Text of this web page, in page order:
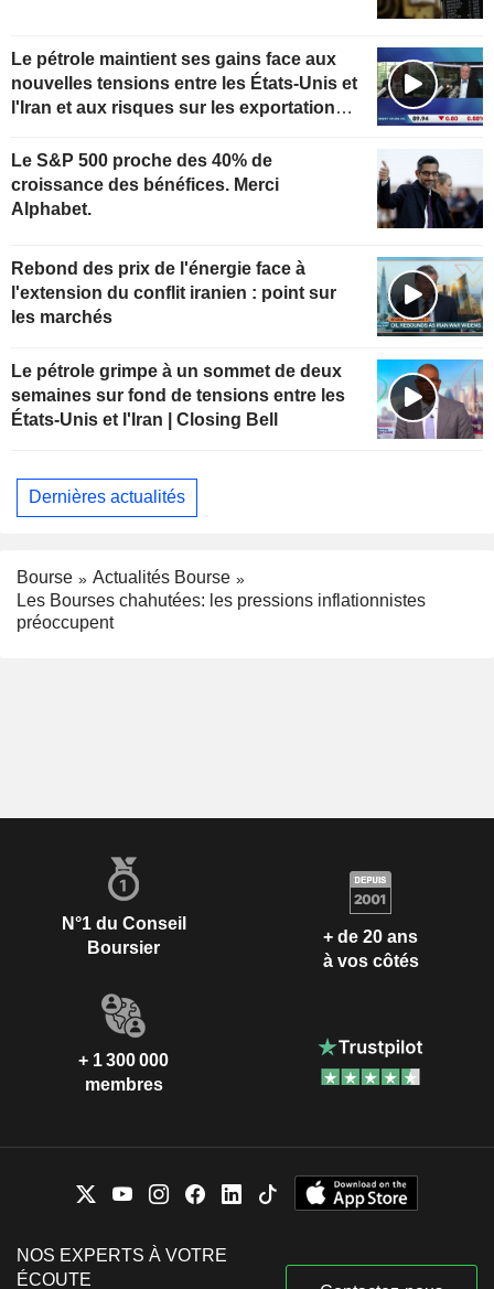
Le pétrole maintient ses gains face aux
nouvelles tensions entre les États-Unis et
l'Iran et aux risques sur les exportations
Le S&P 500 proche des 40% de
croissance des bénéfices. Merci
Alphabet.
Rebond des prix de l'énergie face à
l'extension du conflit iranien : point sur
les marchés
Le pétrole grimpe à un sommet de deux
semaines sur fond de tensions entre les
États-Unis et l'Iran | Closing Bell
Dernières actualités
Bourse
Actualités Bourse
Les Bourses chahutées: les pressions inflationnistes
préoccupent
N°1 du Conseil
Boursier
+ de 20 ans
à vos côtés
+ 1 300 000
membres
NOS EXPERTS À VOTRE
ÉCOUTE